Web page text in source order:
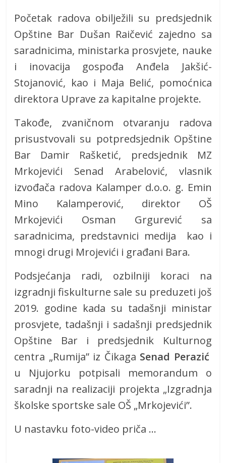
Početak radova obilježili su predsjednik
Opštine Bar Dušan Raičević zajedno sa
saradnicima, ministarka prosvjete, nauke
i inovacija gospođa Anđela Jakšić-
Stojanović, kao i Maja Belić, pomoćnica
direktora Uprave za kapitalne projekte.
Takođe, zvaničnom otvaranju radova
prisustvovali su potpredsjednik Opštine
Bar Damir Rašketić, predsjednik MZ
Mrkojevići Senad Arabelović, vlasnik
izvođača radova Kalamper d.o.o. g. Emin
Mino Kalamperović, direktor OŠ
Mrkojevići Osman Grgurević sa
saradnicima, predstavnici medija kao i
mnogi drugi Mrojevići i građani Bara.
Podsjećanja radi, ozbilniji koraci na
izgradnji fiskulturne sale su preduzeti još
2019. godine kada su tadašnji ministar
prosvjete, tadašnji i sadašnji predsjednik
Opštine Bar i predsjednik Kulturnog
centra „Rumija” iz Čikaga Senad Perazić
u Njujorku potpisali memorandum o
saradnji na realizaciji projekta „Izgradnja
školske sportske sale OŠ „Mrkojevići”.
U nastavku foto-video priča …